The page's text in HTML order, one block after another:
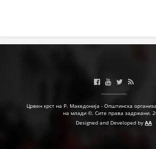
Црвен крст на Р. Македонија - Општинска
на млади ©. Сите права задржани.
Designed and Developed by AA